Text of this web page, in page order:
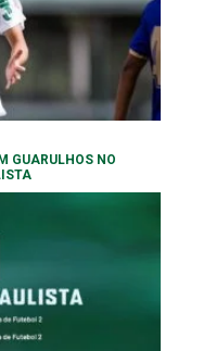
GUARULHOS NO